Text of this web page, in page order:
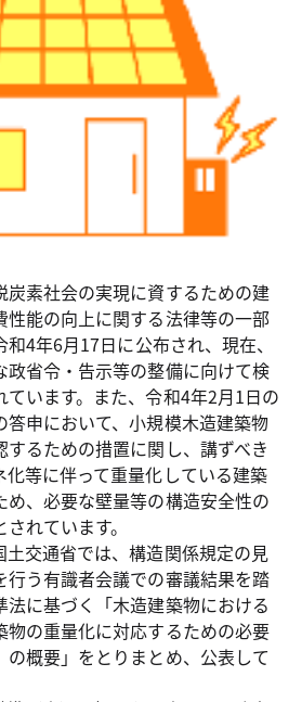
素社会の実現に資するための建
性能の向上に関する法律等の一部
4年6月17日に公布され、現在、
政省令・告示等の整備に向けて検
います。また、令和4年2月1日の
申において、小規模木造建築物
るための措置に関し、講ずべき
等に伴って重量化している建築
、必要な壁量等の構造安全性の
れています。
交通省では、構造関係規定の見
行う有識者会議での審議結果を踏
法に基づく「木造建築物における
物の重量化に対応するための必要
の概要」をとりまとめ、公表して